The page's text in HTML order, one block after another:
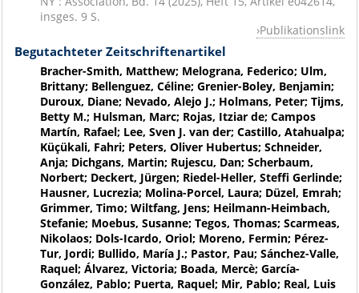
insges. 9 S.
Publikationslink
Begutachteter Zeitschriftenartikel
Bracher-Smith, Matthew; Melograna, Federico; Ulm,
Brittany; Bellenguez, Céline; Grenier-Boley, Benjamin;
Duroux, Diane; Nevado, Alejo J.; Holmans, Peter; Tijms,
Betty M.; Hulsman, Marc; Rojas, Itziar de; Campos
Martín, Rafael; Lee, Sven J. van der; Castillo, Atahualpa;
Küçükali, Fahri; Peters, Oliver Hubertus; Schneider,
Anja; Dichgans, Martin; Rujescu, Dan; Scherbaum,
Norbert; Deckert, Jürgen; Riedel-Heller, Steffi Gerlinde;
Hausner, Lucrezia; Molina-Porcel, Laura; Düzel, Emrah;
Grimmer, Timo; Wiltfang, Jens; Heilmann-Heimbach,
Stefanie; Moebus, Susanne; Tegos, Thomas; Scarmeas,
Nikolaos; Dols-Icardo, Oriol; Moreno, Fermin; Pérez-
Tur, Jordi; Bullido, María J.; Pastor, Pau; Sánchez-Valle,
Raquel; Álvarez, Victoria; Boada, Mercè; García-
González, Pablo; Puerta, Raquel; Mir, Pablo; Real, Luis